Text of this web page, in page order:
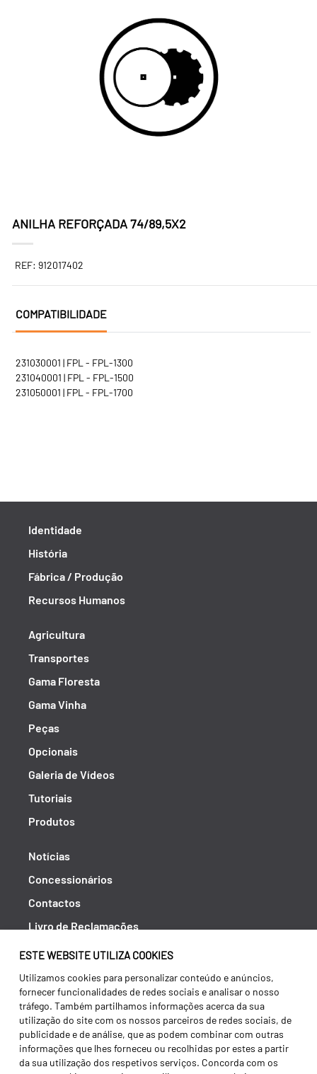
ESTE WEBSITE UTILIZA COOKIES
Utilizamos cookies para personalizar conteúdo e anúncios,
fornecer funcionalidades de redes sociais e analisar o nosso
tráfego. Também partilhamos informações acerca da sua
utilização do site com os nossos parceiros de redes sociais, de
publicidade e de análise, que as podem combinar com outras
informações que lhes forneceu ou recolhidas por estes a partir
da sua utilização dos respetivos serviços. Concorda com os
ANILHA REFORÇADA 74/89,5X2
REF: 912017402
COMPATIBILIDADE
231030001 | FPL - FPL-1300
231040001 | FPL - FPL-1500
231050001 | FPL - FPL-1700
Identidade
História
Fábrica / Produção
Recursos Humanos
Agricultura
Transportes
Gama Floresta
Gama Vinha
Peças
Opcionais
Galeria de Vídeos
Tutoriais
Produtos
Notícias
Concessionários
Contactos
Livro de Reclamações
Política de Privacidade
Canal de Denúncias (RGPC)
Termos e condições